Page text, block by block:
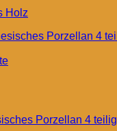
Holz
Porzellan 4 teilig